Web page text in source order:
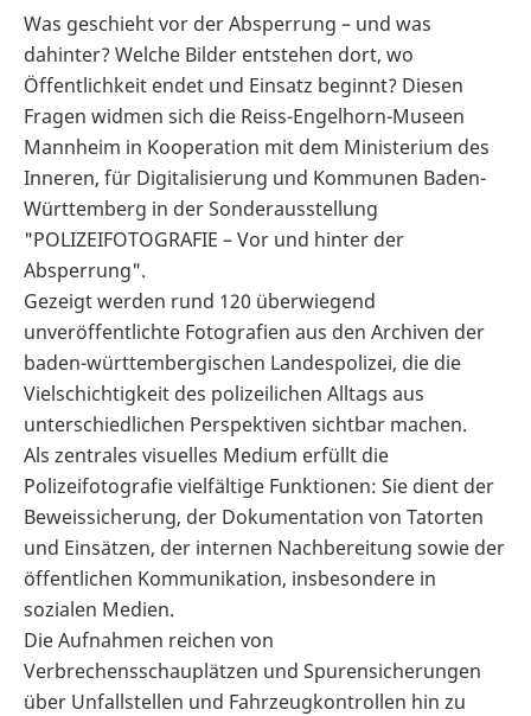
Was geschieht vor der Absperrung – und was
dahinter? Welche Bilder entstehen dort, wo
Öffentlichkeit endet und Einsatz beginnt? Diesen
Fragen widmen sich die Reiss-Engelhorn-Museen
Mannheim in Kooperation mit dem Ministerium des
Inneren, für Digitalisierung und Kommunen Baden-
Württemberg in der Sonderausstellung
"POLIZEIFOTOGRAFIE – Vor und hinter der
Absperrung".
Gezeigt werden rund 120 überwiegend
unveröffentlichte Fotografien aus den Archiven der
baden-württembergischen Landespolizei, die die
Vielschichtigkeit des polizeilichen Alltags aus
unterschiedlichen Perspektiven sichtbar machen.
Als zentrales visuelles Medium erfüllt die
Polizeifotografie vielfältige Funktionen: Sie dient der
Beweissicherung, der Dokumentation von Tatorten
und Einsätzen, der internen Nachbereitung sowie der
öffentlichen Kommunikation, insbesondere in
sozialen Medien.
Die Aufnahmen reichen von
Verbrechensschauplätzen und Spurensicherungen
über Unfallstellen und Fahrzeugkontrollen hin zu